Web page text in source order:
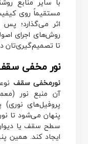
مستقیماً روی
اثر می‌گذارد؛ پس
روش‌های اجرای
تا تصمیم‌گیری‌تان
نور مخفی
نورمخفی سقف
پروفیل‌های
پنهان می‌شود تا
سطح سقف یا
ایجاد کند. همین